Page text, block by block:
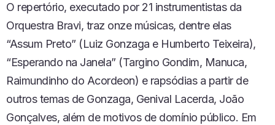
O repertório, executado por 21 instrumentistas da
Orquestra Bravi, traz onze músicas, dentre elas
“Assum Preto” (Luiz Gonzaga e Humberto Teixeira),
“Esperando na Janela” (Targino Gondim, Manuca,
Raimundinho do Acordeon) e rapsódias a partir de
outros temas de Gonzaga, Genival Lacerda, João
Gonçalves, além de motivos de domínio público. Em